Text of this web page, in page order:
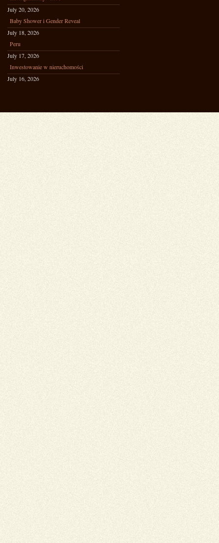
July 20, 2026
Baby Shower i Gender Reveal
July 18, 2026
Peru
July 17, 2026
Inwestowanie w nieruchomości
July 16, 2026